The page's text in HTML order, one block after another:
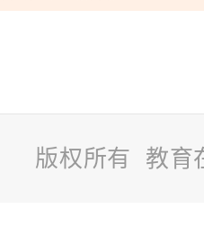
版权所有 教育